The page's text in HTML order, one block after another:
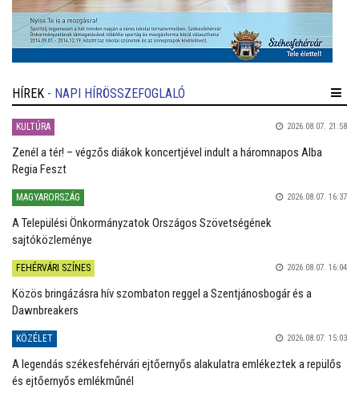
HÍREK - NAPI HÍRÖSSZEFOGLALÓ
KULTÚRA 2026.08.07. 21:58
Zenél a tér! – végzős diákok koncertjével indult a háromnapos Alba
Regia Feszt
MAGYARORSZÁG 2026.08.07. 16:37
A Települési Önkormányzatok Országos Szövetségének
sajtóközleménye
FEHÉRVÁRI SZÍNES 2026.08.07. 16:04
Közös bringázásra hív szombaton reggel a Szentjánosbogár és a
Dawnbreakers
KÖZÉLET 2026.08.07. 15:03
A legendás székesfehérvári ejtőernyős alakulatra emlékeztek a repülős
és ejtőernyős emlékműnél